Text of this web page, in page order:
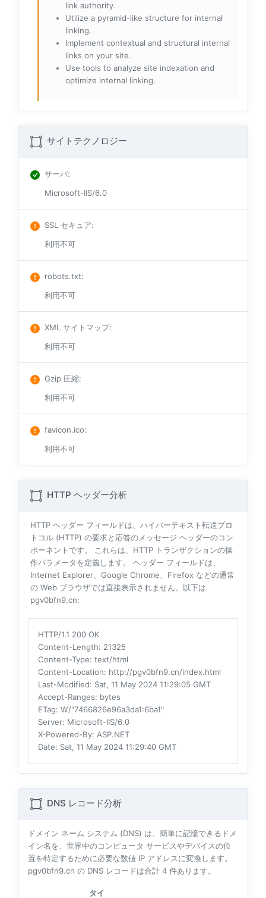
link authority.
Utilize a pyramid-like structure for internal
linking.
Implement contextual and structural internal
links on your site.
Use tools to analyze site indexation and
optimize internal linking.
サイトテクノロジー
サーバ:
Microsoft-IIS/6.0
SSL セキュア:
利用不可
robots.txt:
利用不可
XML サイトマップ:
利用不可
Gzip 圧縮:
利用不可
favicon.ico:
利用不可
HTTP ヘッダー分析
HTTP ヘッダー フィールドは、ハイパーテキスト転送プロ
トコル (HTTP) の要求と応答のメッセージ ヘッダーのコン
ポーネントです。 これらは、HTTP トランザクションの操
作パラメータを定義します。 ヘッダー フィールドは、
Internet Explorer、Google Chrome、Firefox などの通常
の Web ブラウザでは直接表示されません。以下は
pgv0bfn9.cn:
HTTP/1.1 200 OK
Content-Length: 21325
Content-Type: text/html
Content-Location: http://pgv0bfn9.cn/index.html
Last-Modified: Sat, 11 May 2024 11:29:05 GMT
Accept-Ranges: bytes
ETag: W/"7466826e96a3da1:6ba1"
Server: Microsoft-IIS/6.0
X-Powered-By: ASP.NET
Date: Sat, 11 May 2024 11:29:40 GMT
DNS レコード分析
ドメイン ネーム システム (DNS) は、簡単に記憶できるドメ
イン名を、世界中のコンピュータ サービスやデバイスの位
置を特定するために必要な数値 IP アドレスに変換します。
pgv0bfn9.cn の DNS レコードは合計 4 件あります。
タイ